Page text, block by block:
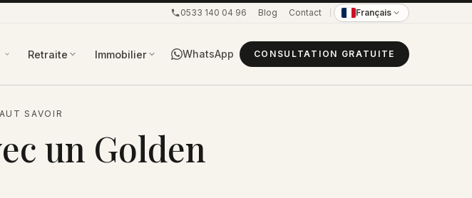
0533 140 04 96 Blog Contact Français
Retraite Immobilier WhatsApp CONSULTATION GRATUITE
SAVOIR
un Golden